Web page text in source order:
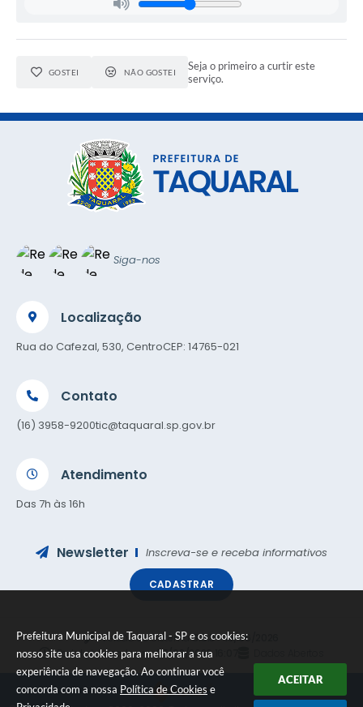
Prefeitura Municipal de Taquaral - SP e os cookies:
nosso site usa cookies para melhorar a sua
experiência de navegação. Ao continuar você
concorda com a nossa Política de Cookies e
ACEITAR
GOSTEI NÃO GOSTEI
Seja o primeiro a curtir este
serviço.
Siga-nos
Localização
Rua do Cafezal, 530, CentroCEP: 14765-021
Contato
(16) 3958-9200tic@taquaral.sp.gov.br
Atendimento
Das 7h às 16h
Newsletter Inscreva-se e receba informativos
CADASTRAR
Versão do Sistema:3.5.3 - 19/06/2026
Portal atualizado em:05/08/2026 16:07